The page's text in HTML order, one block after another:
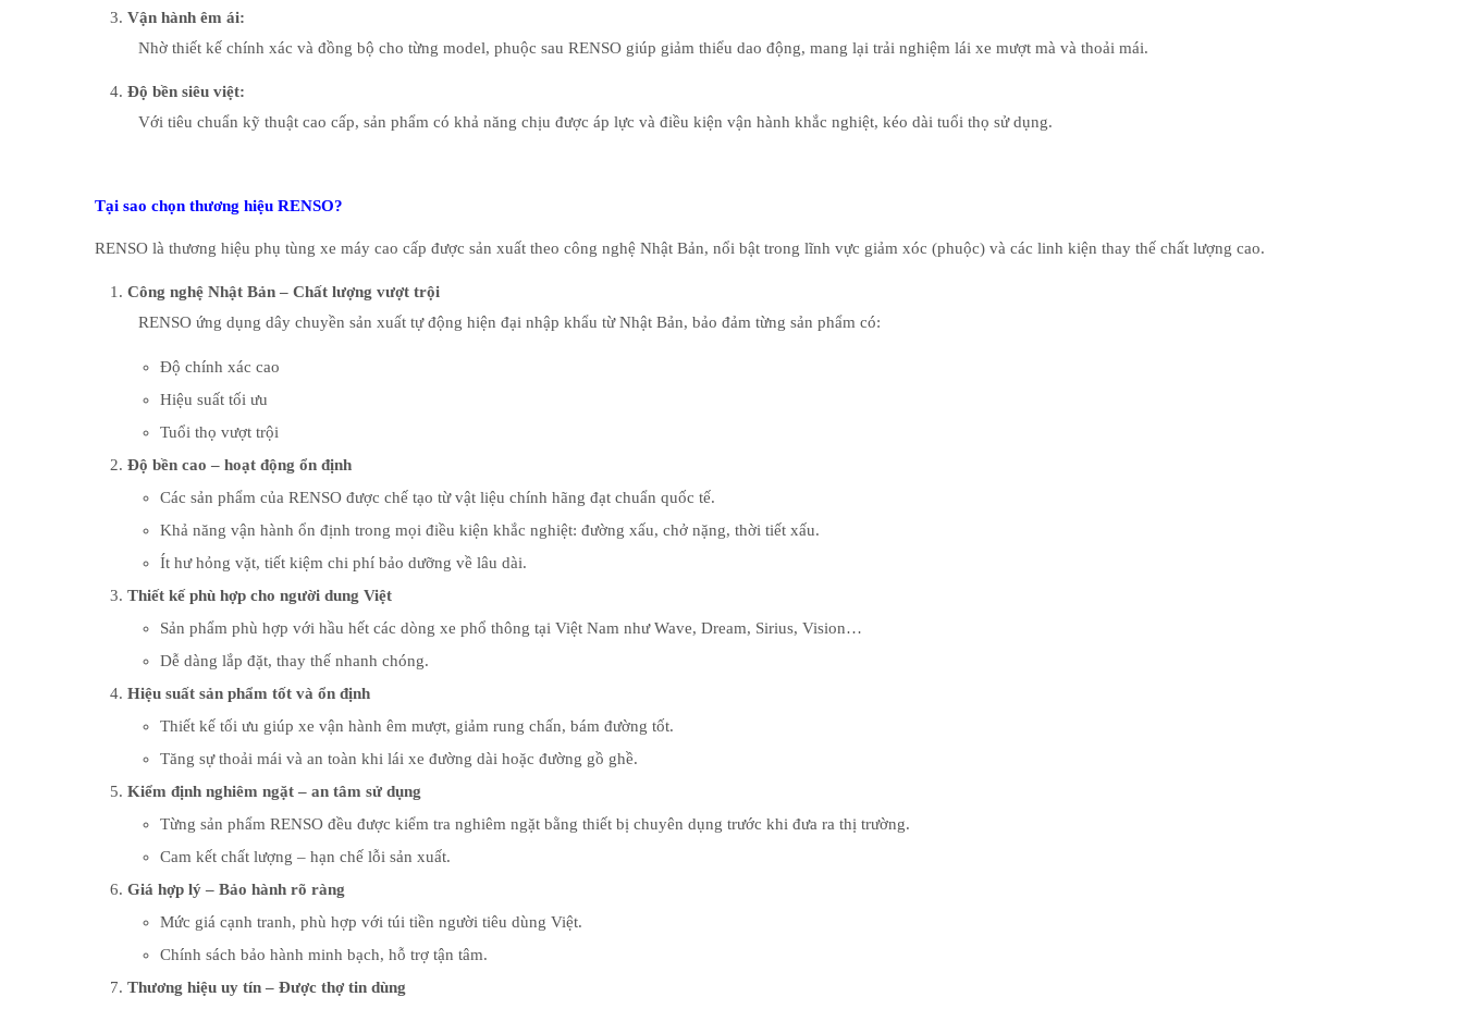
Vận hành êm ái:
Nhờ thiết kế chính xác và đồng bộ cho từng model, phuộc sau RENSO giúp giảm thiểu dao động, mang lại trải nghiệm lái xe mượt mà và thoải mái.
Độ bền siêu việt:
Với tiêu chuẩn kỹ thuật cao cấp, sản phẩm có khả năng chịu được áp lực và điều kiện vận hành khắc nghiệt, kéo dài tuổi thọ sử dụng.
Tại sao chọn thương hiệu RENSO?
RENSO là thương hiệu phụ tùng xe máy cao cấp được sản xuất theo công nghệ Nhật Bản, nổi bật trong lĩnh vực giảm xóc (phuộc) và các linh kiện thay thế chất lượng cao.
Công nghệ Nhật Bản – Chất lượng vượt trội
RENSO ứng dụng dây chuyền sản xuất tự động hiện đại nhập khẩu từ Nhật Bản, bảo đảm từng sản phẩm có:
Độ chính xác cao
Hiệu suất tối ưu
Tuổi thọ vượt trội
Độ bền cao – hoạt động ổn định
Các sản phẩm của RENSO được chế tạo từ vật liệu chính hãng đạt chuẩn quốc tế.
Khả năng vận hành ổn định trong mọi điều kiện khắc nghiệt: đường xấu, chở nặng, thời tiết xấu.
Ít hư hỏng vặt, tiết kiệm chi phí bảo dưỡng về lâu dài.
Thiết kế phù hợp cho người dung Việt
Sản phẩm phù hợp với hầu hết các dòng xe phổ thông tại Việt Nam như Wave, Dream, Sirius, Vision…
Dễ dàng lắp đặt, thay thế nhanh chóng.
Hiệu suất sản phẩm tốt và ổn định
Thiết kế tối ưu giúp xe vận hành êm mượt, giảm rung chấn, bám đường tốt.
Tăng sự thoải mái và an toàn khi lái xe đường dài hoặc đường gồ ghề.
Kiểm định nghiêm ngặt – an tâm sử dụng
Từng sản phẩm RENSO đều được kiểm tra nghiêm ngặt bằng thiết bị chuyên dụng trước khi đưa ra thị trường.
Cam kết chất lượng – hạn chế lỗi sản xuất.
Giá hợp lý – Bảo hành rõ ràng
Mức giá cạnh tranh, phù hợp với túi tiền người tiêu dùng Việt.
Chính sách bảo hành minh bạch, hỗ trợ tận tâm.
Thương hiệu uy tín – Được thợ tin dùng